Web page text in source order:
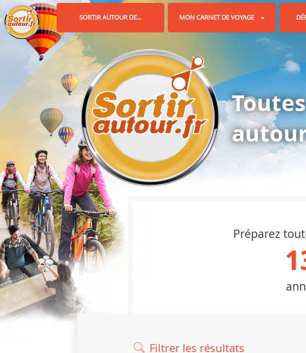
SORTIR AUTOUR DE... MON CARNET DE VOYAGE
Préparez
Filtrer les résultats
Panneau de gestion des cookies